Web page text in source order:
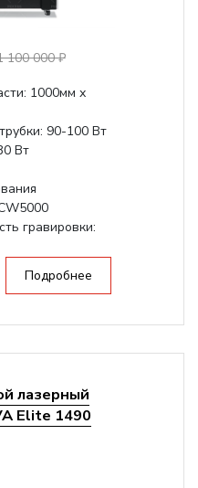
100 000 ₽
1000мм х
90-100 Вт
Вт
гравировки:
Подробнее
лазерный
Elite 1490